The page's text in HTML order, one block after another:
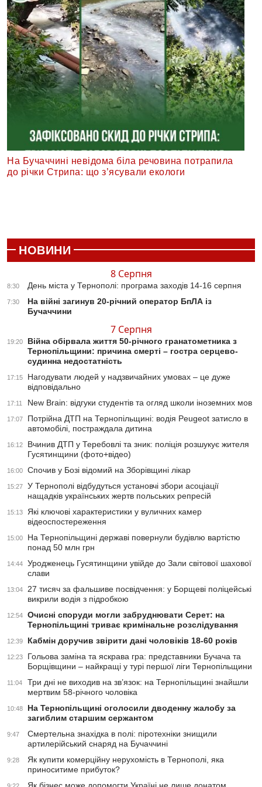
На Бучаччині невідома біла речовина потрапила
до річки Стрипа: що з’ясували екологи
НОВИНИ
8 Серпня
8:30 День міста у Тернополі: програма заходів 14-16 серпня
7:30
На війні загинув 20-річний оператор БпЛА із
Бучаччини
7 Серпня
19:20
Війна обірвала життя 50-річного гранатометника з
Тернопільщини: причина смерті – гостра серцево-
судинна недостатність
17:15
Нагодувати людей у надзвичайних умовах – це дуже
відповідально
17:11 New Brain: відгуки студентів та огляд школи іноземних мов
17:07
Потрійна ДТП на Тернопільщині: водія Peugeot затисло в
автомобілі, постраждала дитина
16:12
Вчинив ДТП у Теребовлі та зник: поліція розшукує жителя
Гусятинщини (фото+відео)
16:00 Спочив у Бозі відомий на Зборівщині лікар
15:27
У Тернополі відбудуться установчі збори асоціації
нащадків українських жертв польських репресій
15:13
Які ключові характеристики у вуличних камер
відеоспостереження
15:00
На Тернопільщині державі повернули будівлю вартістю
понад 50 млн грн
14:44
Уродженець Гусятинщини увійде до Зали світової шахової
слави
13:04
27 тисяч за фальшиве посвідчення: у Борщеві поліцейські
викрили водія з підробкою
12:54
Очисні споруди могли забруднювати Серет: на
Тернопільщині триває кримінальне розслідування
12:39 Кабмін доручив звірити дані чоловіків 18-60 років
12:23
Гольова заміна та яскрава гра: представники Бучача та
Борщівщини – найкращі у турі першої ліги Тернопільщини
11:04
Три дні не виходив на зв’язок: на Тернопільщині знайшли
мертвим 58-річного чоловіка
10:48
На Тернопільщині оголосили дводенну жалобу за
загиблим старшим сержантом
9:47
Смертельна знахідка в полі: піротехніки знищили
артилерійський снаряд на Бучаччині
9:28
Як купити комерційну нерухомість в Тернополі, яка
приноситиме прибуток?